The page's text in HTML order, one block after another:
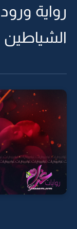
رواية
الشياطين -